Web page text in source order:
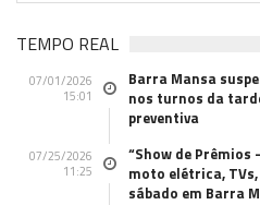
TEMPO REAL
07/01/2026
15:01
Barra Mansa
nos turnos da
preventiva
07/25/2026
11:25
“Show de Prêmios
moto elétrica,
sábado em Barra